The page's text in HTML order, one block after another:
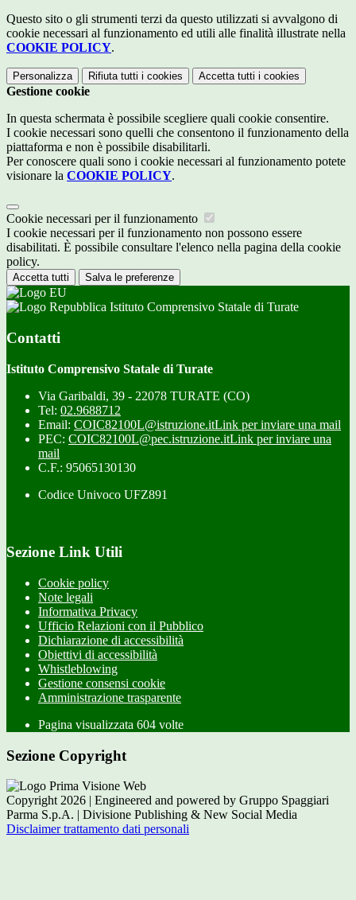
Questo sito o gli strumenti terzi da questo utilizzati si avvalgono di
cookie necessari al funzionamento ed utili alle finalità illustrate nella
COOKIE POLICY.
Personalizza Rifiuta tutti i cookies Accetta tutti i cookies
Gestione cookie
In questa schermata è possibile scegliere quali cookie consentire.
I cookie necessari sono quelli che consentono il funzionamento della
piattaforma e non è possibile disabilitarli.
Per conoscere quali sono i cookie necessari al funzionamento potete
visionare la COOKIE POLICY.
Cookie necessari per il funzionamento
I cookie necessari per il funzionamento non possono essere
disabilitati. È possibile consultare l'elenco nella pagina della cookie
policy.
Accetta tutti Salva le preferenze
Istituto Comprensivo Statale di Turate
Contatti
Istituto Comprensivo Statale di Turate
Via Garibaldi, 39 - 22078 TURATE (CO)
Tel: 02.9688712
Email: COIC82100L@istruzione.itLink per inviare una mail
PEC: COIC82100L@pec.istruzione.itLink per inviare una
mail
C.F.: 95065130130
Codice Univoco UFZ891
Sezione Link Utili
Cookie policy
Note legali
Informativa Privacy
Ufficio Relazioni con il Pubblico
Dichiarazione di accessibilità
Obiettivi di accessibilità
Whistleblowing
Gestione consensi cookie
Amministrazione trasparente
Pagina visualizzata 604 volte
Sezione Copyright
Copyright 2026 | Engineered and powered by Gruppo Spaggiari
Parma S.p.A. | Divisione Publishing & New Social Media
Disclaimer trattamento dati personali